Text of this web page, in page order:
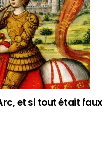
et si tout était faux